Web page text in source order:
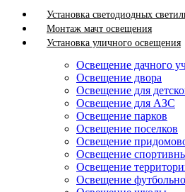
Установка светодиодных
Монтаж мачт освещения
Установка уличного освещения
Освещение дачного
Освещение двора
Освещение для
Освещение для АЗС
Освещение парков
Освещение поселков
Освещение
Освещение
Освещение
Освещение